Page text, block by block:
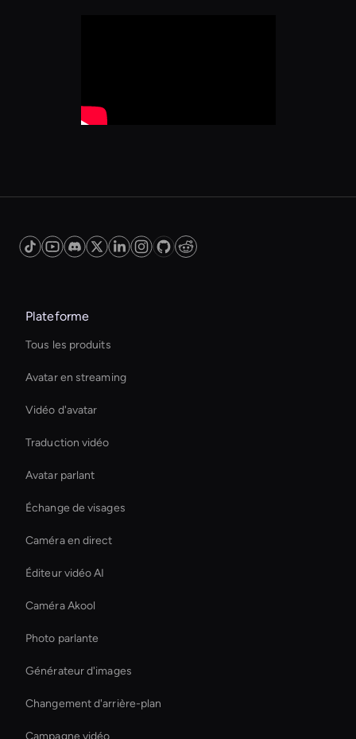
Plateforme
Tous les produits
Avatar en streaming
Vidéo d'avatar
Traduction vidéo
Avatar parlant
Échange de visages
Caméra en direct
Éditeur vidéo AI
Caméra Akool
Photo parlante
Générateur d'images
Changement d'arrière-plan
Campagne vidéo